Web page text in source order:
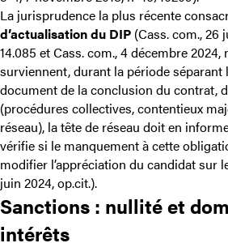
La jurisprudence la plus récente
d’actualisation du DIP (Cass. com., 26
14.085 etCass. com., 4 décembre 2024,
surviennent, durant la période
document de la conclusion du contrat,
(procédures collectives, contentieux
réseau), la tête de réseau doit en
vérifie si le manquement à cette
modifier l’appréciation du candidat sur
juin 2024, op.cit.).
Sanctions : nullité et
intérêts